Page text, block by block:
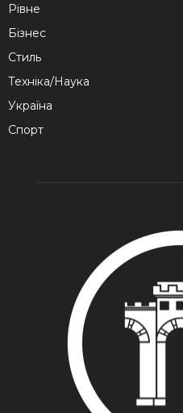
Рівне
Бізнес
Стиль
Техніка/Наука
Україна
Спорт